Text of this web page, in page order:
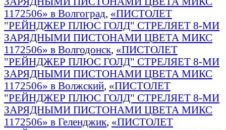
1172506» в Волгоград, «ПИСТОЛЕТ
"РЕЙНДЖЕР ПЛЮС ГОЛД" СТРЕЛЯЕТ 8-МИ
ЗАРЯДНЫМИ ПИСТОНАМИ ЦВЕТА МИКС
1172506» в Волгодонск, «ПИСТОЛЕТ
"РЕЙНДЖЕР ПЛЮС ГОЛД" СТРЕЛЯЕТ 8-МИ
ЗАРЯДНЫМИ ПИСТОНАМИ ЦВЕТА МИКС
1172506» в Волжский, «ПИСТОЛЕТ
"РЕЙНДЖЕР ПЛЮС ГОЛД" СТРЕЛЯЕТ 8-МИ
ЗАРЯДНЫМИ ПИСТОНАМИ ЦВЕТА МИКС
1172506» в Геленджик, «ПИСТОЛЕТ